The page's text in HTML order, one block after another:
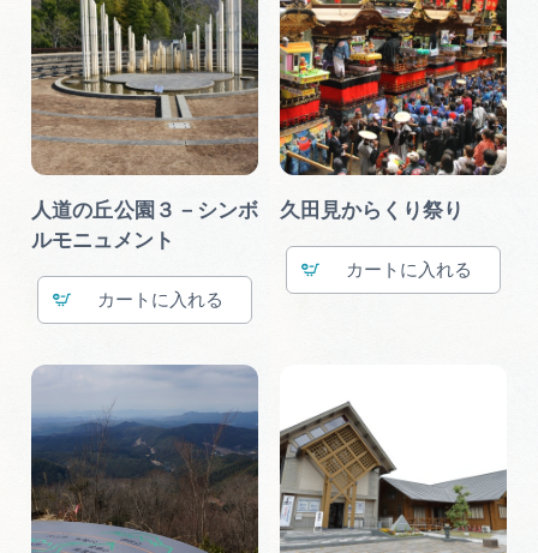
人道の丘公園３－シンボ
ルモニュメント
カート
久田見からくり祭り
カート